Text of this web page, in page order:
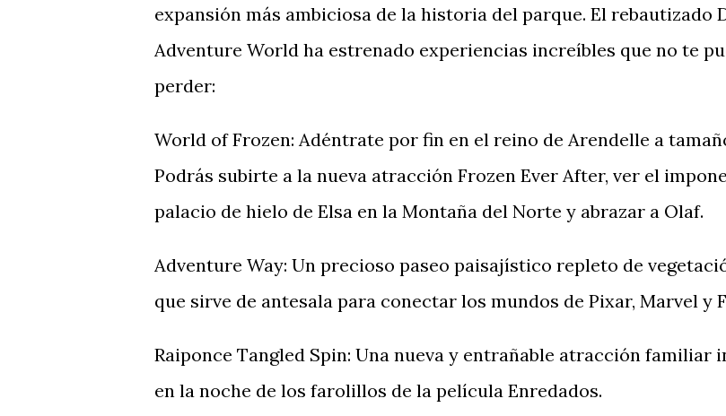
expansión más ambiciosa de la historia del parque. El rebautizado
Adventure World ha estrenado experiencias increíbles que no te
perder:
World of Frozen: Adéntrate por fin en el reino de Arendelle a
Podrás subirte a la nueva atracción Frozen Ever After, ver el
palacio de hielo de Elsa en la Montaña del Norte y abrazar a Olaf.
Adventure Way: Un precioso paseo paisajístico repleto de
que sirve de antesala para conectar los mundos de Pixar, Marvel y
Raiponce Tangled Spin: Una nueva y entrañable atracción familiar
en la noche de los farolillos de la película Enredados.